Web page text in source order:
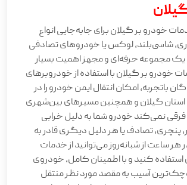
خودرو بر گیلان برای جابه‌جایی انواع
شاسی‌بلند، لوکس یا خودروهای تصادفی
یک مجموعه حرفه‌ای و مجهز اهمیت بسیار
خودرو بر گیلان با استفاده از خودروبرهای
باتجربه، امکان انتقال ایمن خودرو را در
گیلان و همچنین مسیرهای بین‌شهری
نمی‌کند خودرو شما به دلیل خرابی
پنچری، تصادف یا هر دلیل دیگری قادر به
ساعت از شبانه‌روز می‌توانید از خدمات
استفاده کنید و با اطمینان کامل، خودروی
آسیب به مقصد مورد نظر منتقل